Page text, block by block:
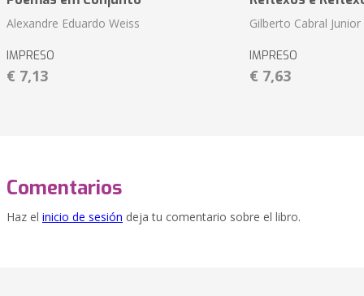
Alexandre Eduardo Weiss
IMPRESO
€ 7,13
Gilberto Cabral Junior
IMPRESO
€ 7,63
Comentarios
Haz el inicio de sesión deja tu comentario sobre el libro.